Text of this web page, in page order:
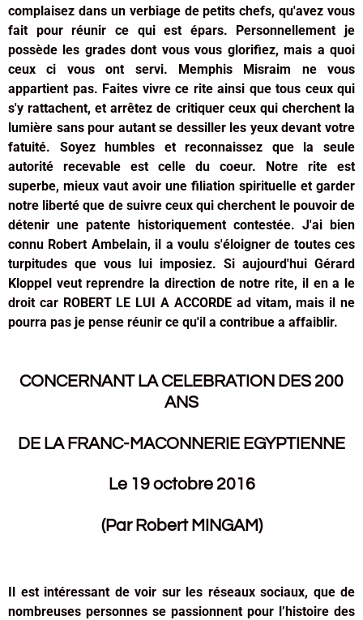
complaisez dans un verbiage de petits chefs, qu'avez vous
fait pour réunir ce qui est épars. Personnellement je
possède les grades dont vous vous glorifiez, mais a quoi
ceux ci vous ont servi. Memphis Misraim ne vous
appartient pas. Faites vivre ce rite ainsi que tous ceux qui
s'y rattachent, et arrêtez de critiquer ceux qui cherchent la
lumière sans pour autant se dessiller les yeux devant votre
fatuité. Soyez humbles et reconnaissez que la seule
autorité recevable est celle du coeur. Notre rite est
superbe, mieux vaut avoir une filiation spirituelle et garder
notre liberté que de suivre ceux qui cherchent le pouvoir de
détenir une patente historiquement contestée. J'ai bien
connu Robert Ambelain, il a voulu s'éloigner de toutes ces
turpitudes que vous lui imposiez. Si aujourd'hui Gérard
Kloppel veut reprendre la direction de notre rite, il en a le
droit car ROBERT LE LUI A ACCORDE ad vitam, mais il ne
pourra pas je pense réunir ce qu'il a contribue a affaiblir.
CONCERNANT LA CELEBRATION DES 200
ANS
DE LA FRANC-MACONNERIE EGYPTIENNE
Le 19 octobre 2016
(Par Robert MINGAM)
Il est intéressant de voir sur les réseaux sociaux, que de
nombreuses personnes se passionnent pour l’histoire des